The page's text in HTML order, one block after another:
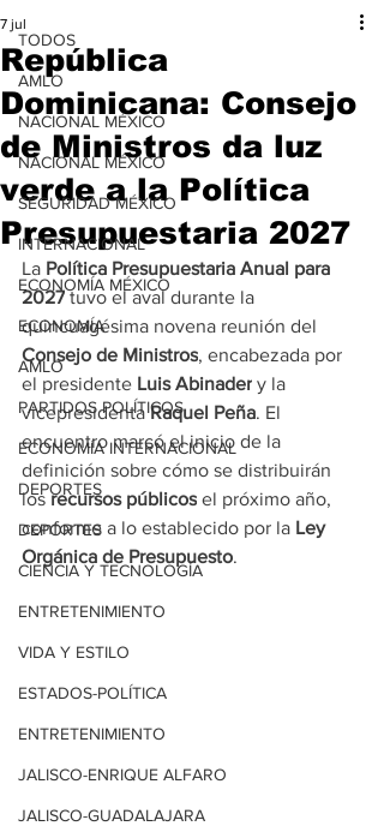
TODOS
AMLO
NACIONAL MÉXICO
NACIONAL MÉXICO
SEGURIDAD MÉXICO
INTERNACIONAL
ECONOMÍA MÉXICO
ECONOMÍA
AMLO
PARTIDOS POLÍTICOS
ECONOMÍA INTERNACIONAL
DEPORTES
DEPORTES
CIENCIA Y TECNOLOGÍA
ENTRETENIMIENTO
VIDA Y ESTILO
ESTADOS-POLÍTICA
ENTRETENIMIENTO
JALISCO-ENRIQUE ALFARO
JALISCO-GUADALAJARA
República
Dominicana: Consejo
de Ministros da luz
verde a la Política
Presupuestaria 2027
7 jul
La Política Presupuestaria Anual para
2027 tuvo el aval durante la
quincuagésima novena reunión del
Consejo de Ministros, encabezada por
el presidente Luis Abinader y la
vicepresidenta Raquel Peña. El
encuentro marcó el inicio de la
definición sobre cómo se distribuirán
los recursos públicos el próximo año,
conforme a lo establecido por la Ley
Orgánica de Presupuesto.